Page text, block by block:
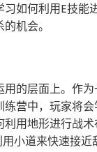
如何利用E技能
机会。
的层面上。作为
营中，玩家将
用地形进行战
小道来快速接近